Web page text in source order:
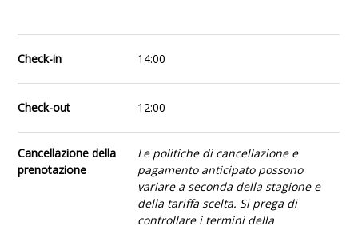
Check-in 14:00
Check-out 12:00
Cancellazione della
prenotazione
Le politiche di cancellazione e
pagamento anticipato possono
variare a seconda della stagione e
della tariffa scelta. Si prega di
controllare i termini della